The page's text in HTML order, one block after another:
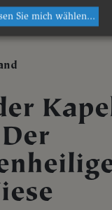
Sie mich wählen...